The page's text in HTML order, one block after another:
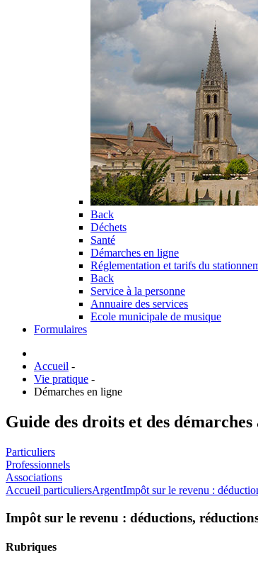
Back
Déchets
Santé
Démarches en ligne
Réglementation et tarifs du
Back
Service à la personne
Annuaire des services
Ecole municipale de musique
Formulaires
Accueil -
Vie pratique -
Démarches en ligne
Guide des droits et des
Particuliers
Professionnels
Associations
Accueil particuliersArgentImpôt sur le revenu :
Impôt sur le revenu : déductions,
Rubriques